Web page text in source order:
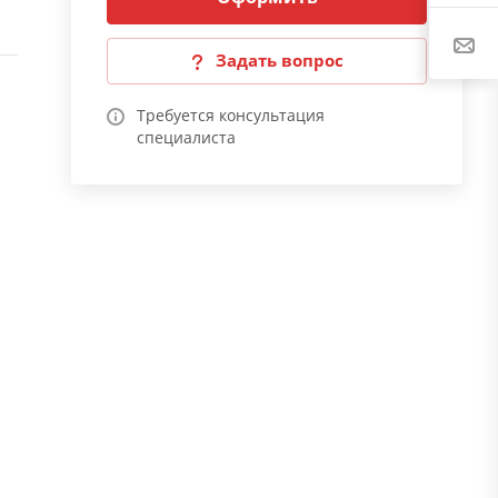
Задать вопрос
Требуется консультация
специалиста